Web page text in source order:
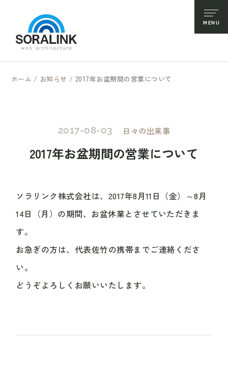
ホーム / お知らせ / 2017年お盆期間の営業について
2017-08-03 日々の出来事
2017年お盆期間の営業について
ソラリンク株式会社は、2017年8月11日（金）～8月
14日（月）の期間、お盆休業とさせていただきま
す。
お急ぎの方は、代表佐竹の携帯までご連絡くださ
い。
どうぞよろしくお願いいたします。